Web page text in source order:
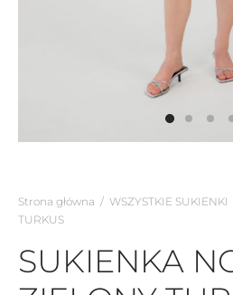
Strona główna / WSZYSTKIE SUKIENKI
TURKUS
SUKIENKA